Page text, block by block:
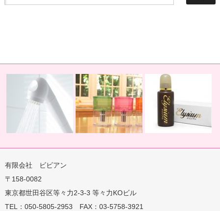
用地球の恵みを シャワー
有限会社 ビビアン
〒158-0082
東京都世田谷区等々力2-3-3 等々力KOビル
TEL：050-5805-2953 FAX：03-5758-3921